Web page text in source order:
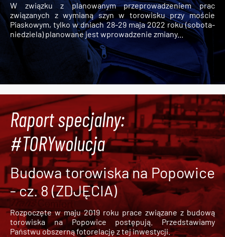
W związku z planowanym przeprowadzeniem prac
związanych z wymianą szyn w torowisku przy moście
Piaskowym, tylko w dniach 28-29 maja 2022 roku (sobota-
niedziela) planowane jest wprowadzenie zmiany...
Raport specjalny:
#TORYwolucja
Budowa torowiska na Popowice
- cz. 8 (ZDJĘCIA)
Rozpoczęte w maju 2019 roku prace związane z budową
torowiska na Popowice
postępują. Przedstawiamy
Państwu obszerną fotorelację z tej inwestycji.